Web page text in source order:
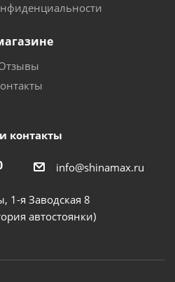
контакты
info@shinamax.ru
1-я Заводская 8
автостоянки)